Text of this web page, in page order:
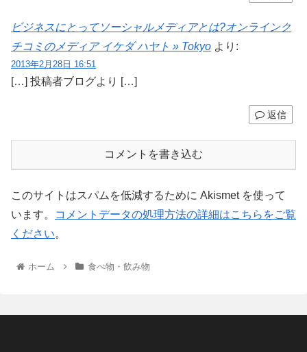
ビジネスにとってソーシャルメディアとは?オンラインク
チコミのメディア イケダ ハヤト » Tokyo より:
2013年2月28日 16:51
[…] 投稿者ブログより […]
返信
コメントを書き込む
このサイトはスパムを低減するために Akismet を使って
います。
コメントデータの処理方法の詳細はこちらをご覧
ください。
ホーム 食べ物・飲み物